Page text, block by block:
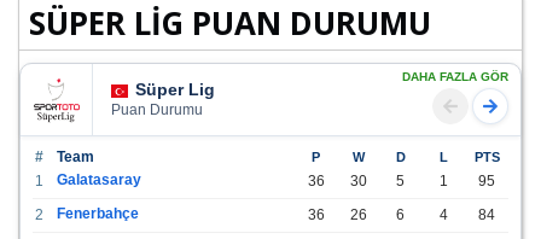
SÜPER LİG PUAN DURUMU
Süper Lig
Puan Durumu
DAHA FAZLA GÖR
# Team P W D L PTS
1 Galatasaray 36 30 5 1
95
2
Fenerbahçe 36 26 6 4 84